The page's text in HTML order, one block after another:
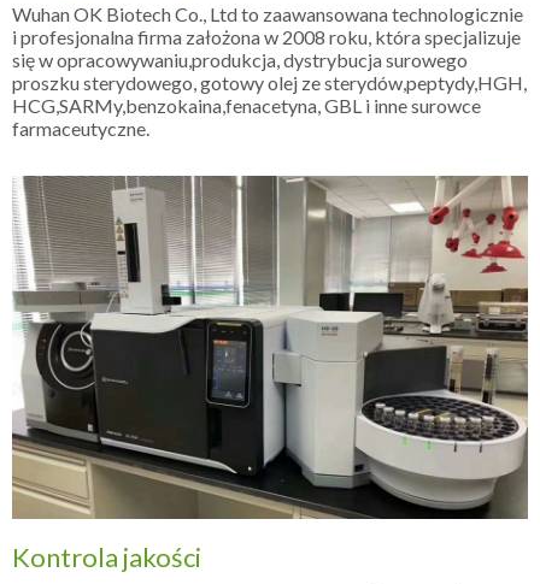
Wuhan OK Biotech Co., Ltd to zaawansowana technologicznie
i profesjonalna firma założona w 2008 roku, która specjalizuje
się w opracowywaniu,produkcja, dystrybucja surowego
proszku sterydowego, gotowy olej ze sterydów,peptydy,HGH,
HCG,SARMy,benzokaina,fenacetyna, GBL i inne surowce
farmaceutyczne.
Kontrola jakości